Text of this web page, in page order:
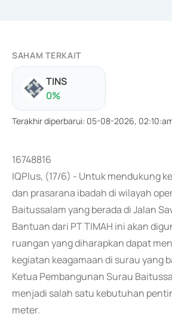
SAHAM TERKAIT
TINS
0%
Terakhir diperbarui: 05-08-2026,
16748816
IQPlus, (17/6) - Untuk mendukung
dan prasarana ibadah di wilayah
Baitussalam yang berada di Jalan
Bantuan dari PT TIMAH ini akan
ruangan yang diharapkan dapat
kegiatan keagamaan di surau yang
Ketua Pembangunan Surau
menjadi salah satu kebutuhan
meter.